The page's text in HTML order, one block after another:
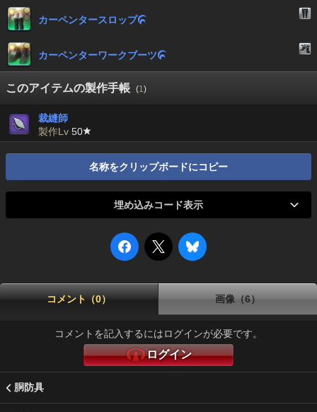
カーペンタースロップ
カーペンターワークブーツ
このアイテムの製作手帳 (1)
裁縫師
製作Lv 50
名称をクリップボードにコピー
埋め込みコード表示
コメント（0） 画像（6）
コメントを記入するにはログインが必要です。
ログイン
胴防具